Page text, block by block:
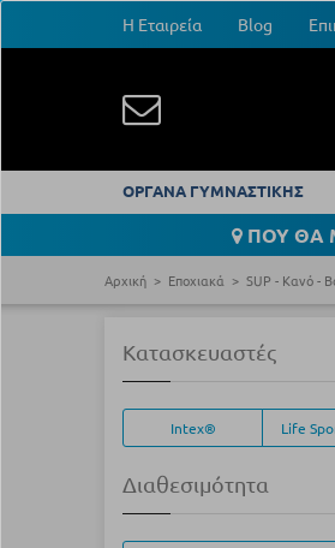
Η Εταιρεία Blog
ΟΡΓΑΝΑ ΓΥΜΝΑΣΤΙΚΗΣ
ΠΟΥ ΘΑ
Αρχική Εποχιακά SUP - Κανό -
Κατασκευαστές
Intex® Life
Διαθεσιμότητα